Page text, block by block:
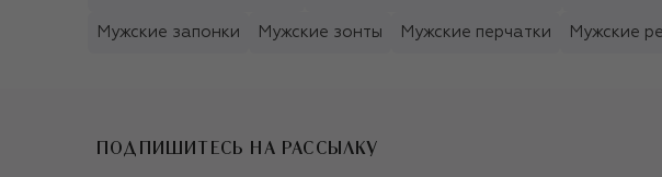
Мужские запонки Мужские зонты Мужские перчатки Мужские
ПОДПИШИТЕСЬ НА РАССЫЛКУ